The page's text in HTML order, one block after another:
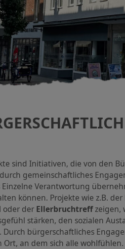
sind Initiativen, die von den
gemeinschaftliches
Einzelne Verantwortung
können. Projekte wie z.B. der
oder der Ellerbruchtreffzeigen,
stärken, den sozialen
Durch bürgerschaftliches
an dem sich alle wohlfühlen.